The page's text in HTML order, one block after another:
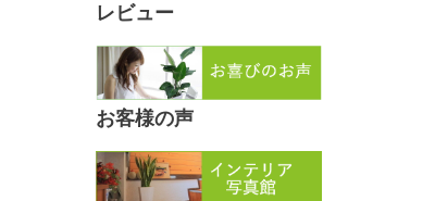
レビュー
お客様の声